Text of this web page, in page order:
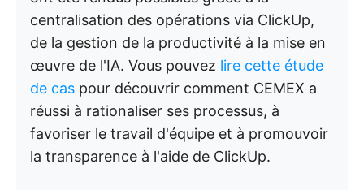
centralisation des opérations via ClickUp,
de la gestion de la productivité à la mise en
œuvre de l'IA. Vous pouvez lire cette étude
de cas pour découvrir comment CEMEX a
réussi à rationaliser ses processus, à
favoriser le travail d'équipe et à promouvoir
la transparence à l'aide de ClickUp.